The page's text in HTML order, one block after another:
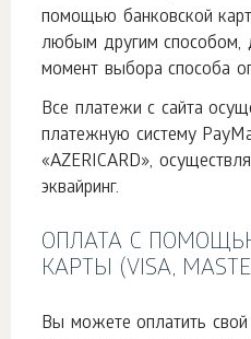
помощью банковской
любым другим способом,
момент выбора способа
Все платежи с сайта
платежную систему
«AZERICARD»,
эквайринг.
ОПЛАТА С
КАРТЫ (VISA,
Вы можете оплатить свой